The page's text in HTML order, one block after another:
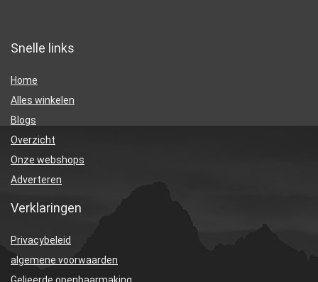
Snelle links
Home
Alles winkelen
Blogs
Overzicht
Onze webshops
Adverteren
Verklaringen
Privacybeleid
algemene voorwaarden
Gelieerde openbaarmaking